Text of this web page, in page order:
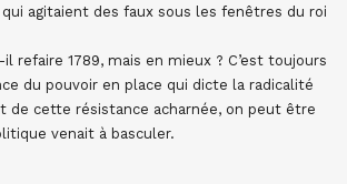
agitaient des faux sous les fenêtres du roi
refaire 1789, mais en mieux ? C’est toujours
du pouvoir en place qui dicte la radicalité
de cette résistance acharnée, on peut être
venait à basculer.